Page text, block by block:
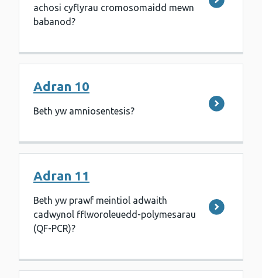
achosi cyflyrau cromosomaidd mewn
babanod?
Adran 10
Beth yw amniosentesis?
Adran 11
Beth yw prawf meintiol adwaith
cadwynol fflworoleuedd-polymesarau
(QF-PCR)?